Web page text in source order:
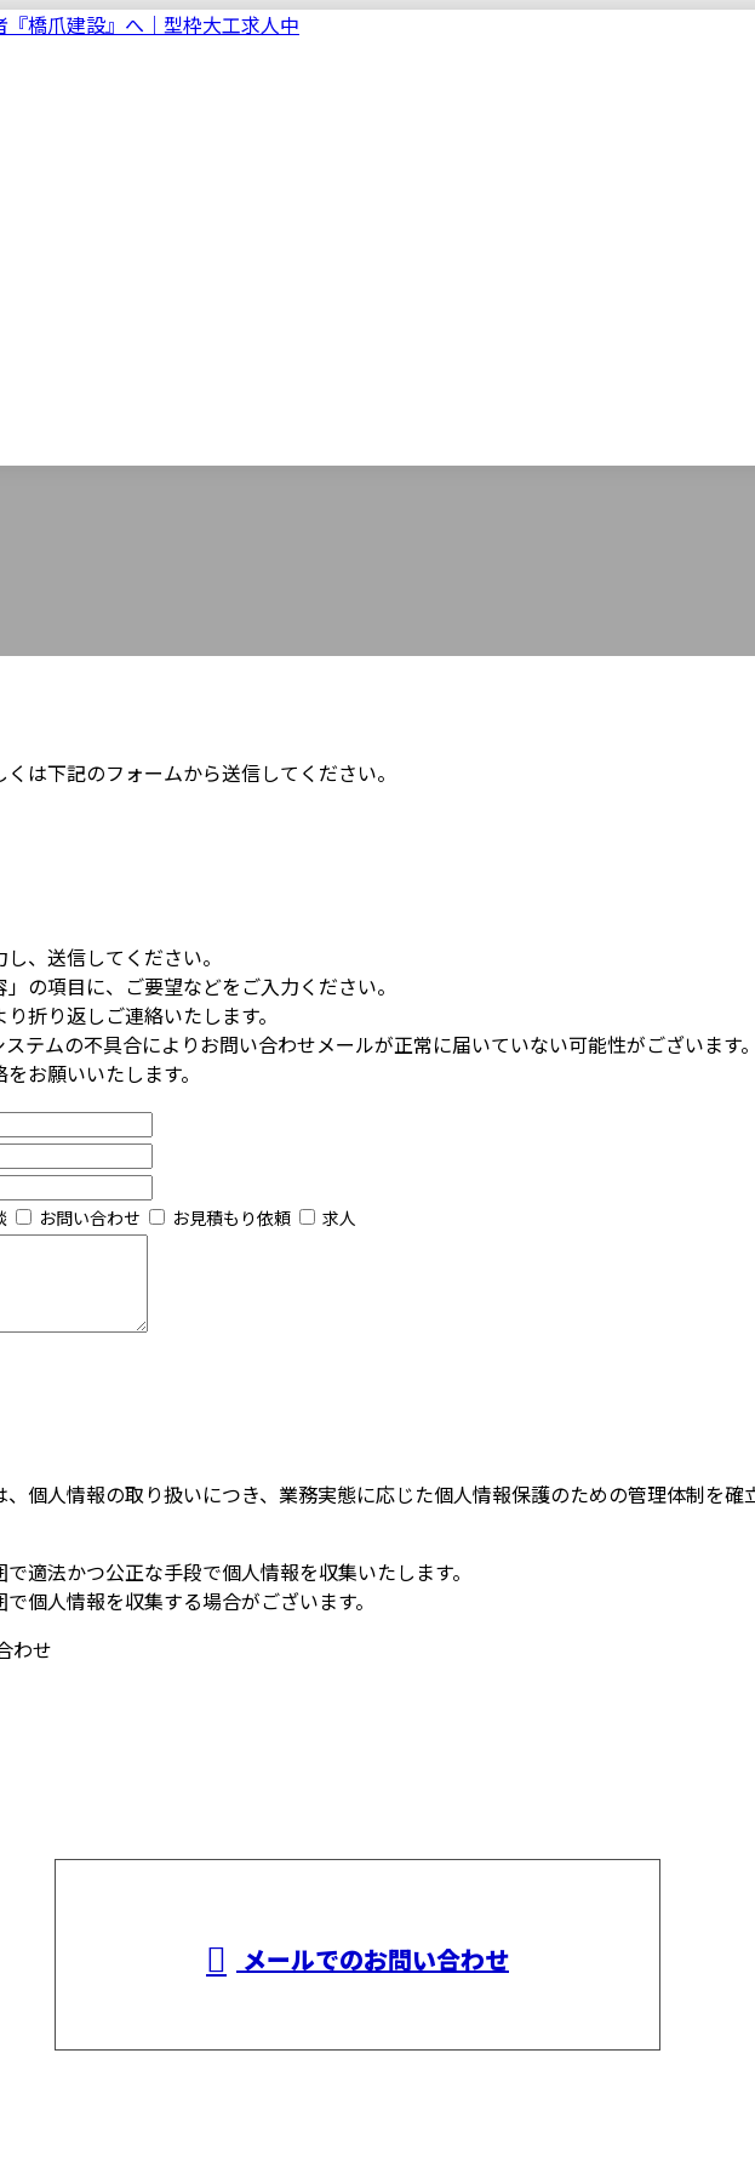
は下記のフォームから送信してください。
、送信してください。
の項目に、ご要望などをご入力ください。
折り返しご連絡いたします。
テムの不具合によりお問い合わせメールが正常に届いていない可能性がございます
お願いいたします。
お問い合わせ お見積もり依頼 求人
個人情報の取り扱いにつき、業務実態に応じた個人情報保護のための管理体制を
適法かつ公正な手段で個人情報を収集いたします。
個人情報を収集する場合がございます。
わせ
メールでのお問い合わせ